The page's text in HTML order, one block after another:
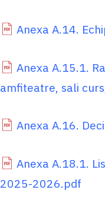
Anexa A.14.
Anexa A.15.1.
amfiteatre, sali
Anexa A.16.
Anexa A.18.1.
2025-2026.pdf